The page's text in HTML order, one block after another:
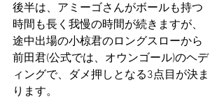
後半は、アミーゴさんがボールも持つ
時間も長く我慢の時間が続きますが、
途中出場の小椋君のロングスローから
前田君(公式では、オウンゴール)のヘデ
ィングで、ダメ押しとなる3点目が決ま
ります。